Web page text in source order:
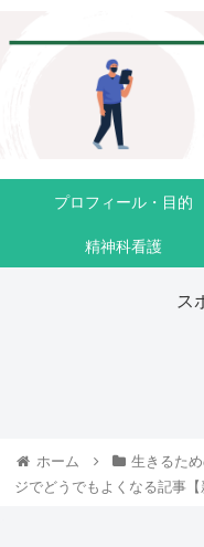
プロフィール・目的
精神科看護
ス
ホーム 生きるた
ジでどうでもよくなる記事【